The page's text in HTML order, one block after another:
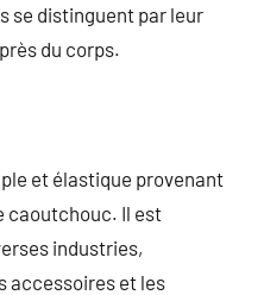
se distinguent par leur
du corps.
et élastique provenant
caoutchouc. Il est
industries,
accessoires et les